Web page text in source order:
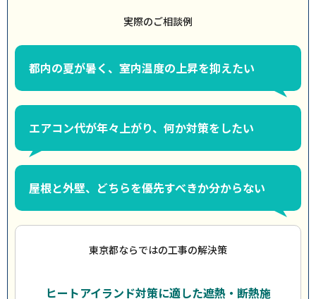
実際のご相談例
都内の夏が暑く、室内温度の上昇を抑えたい
エアコン代が年々上がり、何か対策をしたい
屋根と外壁、どちらを優先すべきか分からない
東京都ならではの工事の解決策
ヒートアイランド対策に適した遮熱・断熱施